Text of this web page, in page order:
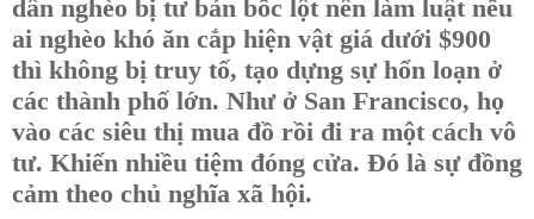
dân nghèo bị tư bản bốc lột nên làm luật nếu
ai nghèo khó ăn cắp hiện vật giá dưới $900
thì không bị truy tố, tạo dựng sự hổn loạn ở
các thành phố lớn. Như ở San Francisco, họ
vào các siêu thị mua đồ rồi đi ra một cách vô
tư. Khiến nhiều tiệm đóng cửa. Đó là sự đồng
cảm theo chủ nghĩa xã hội.